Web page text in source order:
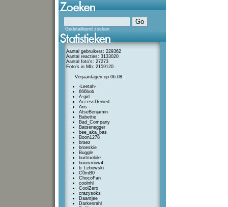
Gedetailleerd zoeken
Aantal gebruikers: 229362
Aantal reacties: 3133020
Aantal foto's: 27273
Foto's in Mb: 2159120
Verjaardagen op 06-08:
-Leetah-
666bob
A-girl
AccessDenied
Ans
AtseBenjamin
Babettie
Bad_Company
Batsenegger
bee_aka_bas
Boon1278
braez
broeskie
Buggle
burtmobile
buurvrouw4
b_Lebowski
C0mB0
ChocoFan
coolnhl
CoolZero
crazysoks
Daantjee
Darkenrahl